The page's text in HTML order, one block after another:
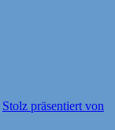
Stolz präsentiert von